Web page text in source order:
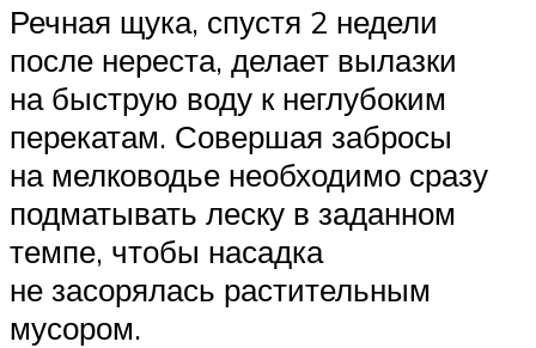
Речная щука, спустя 2 недели
после нереста, делает вылазки
на быструю воду к неглубоким
перекатам. Совершая забросы
на мелководье необходимо сразу
подматывать леску в заданном
темпе, чтобы насадка
не засорялась растительным
мусором.